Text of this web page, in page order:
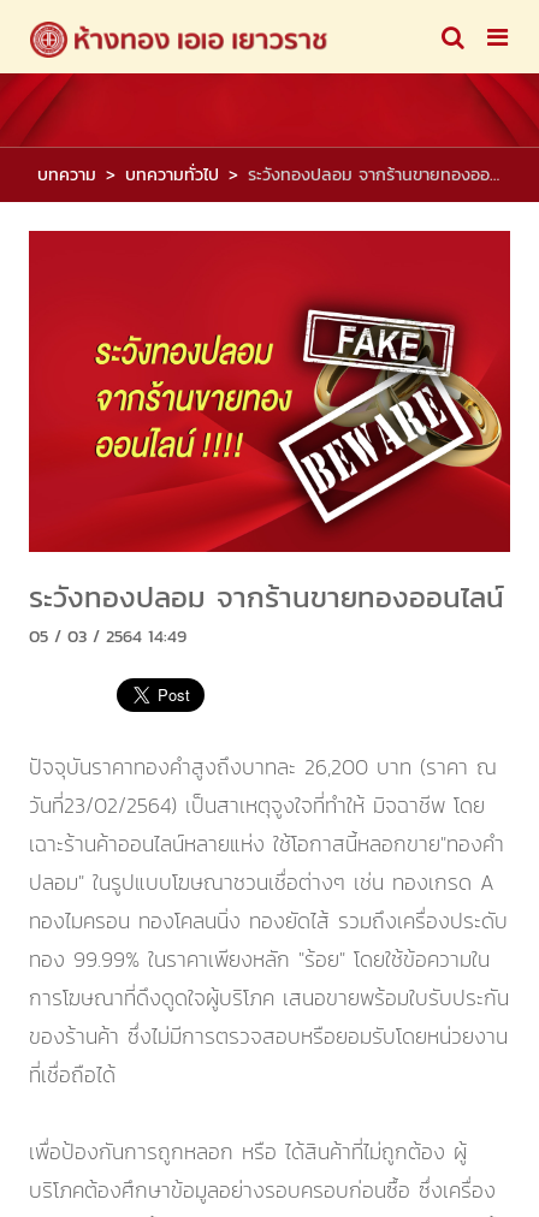
บทความ บทความทั่วไป ระวังทองปลอม จากร้านขายทองออนไลน์
ระวังทองปลอม จากร้านขายทองออนไลน์
05 / 03 / 2564 14:49
ปัจจุบันราคาทองคำสูงถึงบาทละ 26,200 บาท (ราคา ณ
วันที่23/02/2564) เป็นสาเหตุจูงใจที่ทำให้ มิจฉาชีพ โดย
เฉาะร้านค้าออนไลน์หลายแห่ง ใช้โอกาสนี้หลอกขาย"ทองคำ
ปลอม" ในรูปแบบโฆษณาชวนเชื่อต่างๆ เช่น ทองเกรด A
ทองไมครอน ทองโคลนนิ่ง ทองยัดไส้ รวมถึงเครื่องประดับ
ทอง 99.99% ในราคาเพียงหลัก "ร้อย" โดยใช้ข้อความใน
การโฆษณาที่ดึงดูดใจผู้บริโภค เสนอขายพร้อมใบรับประกัน
ของร้านค้า ซึ่งไม่มีการตรวจสอบหรือยอมรับโดยหน่วยงาน
ที่เชื่อถือได้
เพื่อป้องกันการถูกหลอก หรือ ได้สินค้าที่ไม่ถูกต้อง ผู้
บริโภคต้องศึกษาข้อมูลอย่างรอบครอบก่อนซื้อ ซึ่งเครื่อง